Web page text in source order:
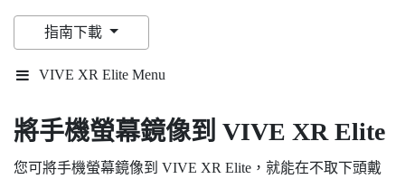
指南下載
VIVE XR Elite Menu
將手機螢幕鏡像到 VIVE XR Elite
您可將手機螢幕鏡像到 VIVE XR Elite ，就能在不取下頭戴